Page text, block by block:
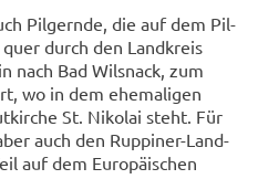
Pil­gern­de, die auf dem Pil­
durch den Land­kreis
nach Bad Wils­nack, zum
wo in dem ehe­ma­li­gen
St. Ni­ko­lai steht. Für
auch den Ruppiner-​Land-
auf dem Eu­ro­päi­schen